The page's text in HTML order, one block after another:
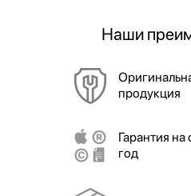
Наши
продукция
Гарантия
год